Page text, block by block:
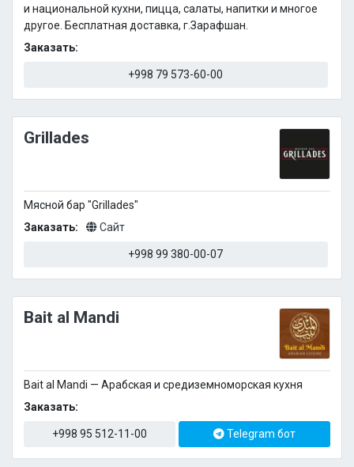
и национальной кухни, пицца, салаты, напитки и многое
другое. Бесплатная доставка, г.Зарафшан.
Заказать:
+998 79 573-60-00
Grillades
Мясной бар "Grillades"
Заказать:
Сайт
+998 99 380-00-07
Bait al Mandi
Bait al Mandi — Арабская и средиземноморская кухня
Заказать:
+998 95 512-11-00 Telegram бот